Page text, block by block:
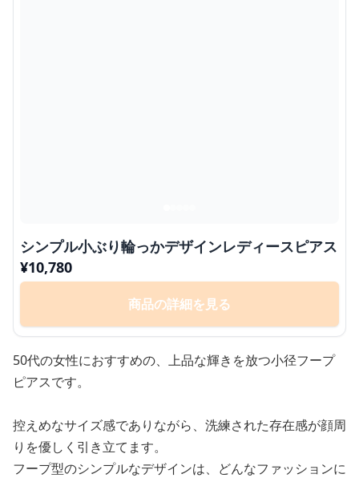
シンプル小ぶり輪っかデザインレディースピアス
¥10,780
商品の詳細を見る
50代の女性におすすめの、上品な輝きを放つ小径フープ
ピアスです。
控えめなサイズ感でありながら、洗練された存在感が顔周
りを優しく引き立てます。
フープ型のシンプルなデザインは、どんなファッションに